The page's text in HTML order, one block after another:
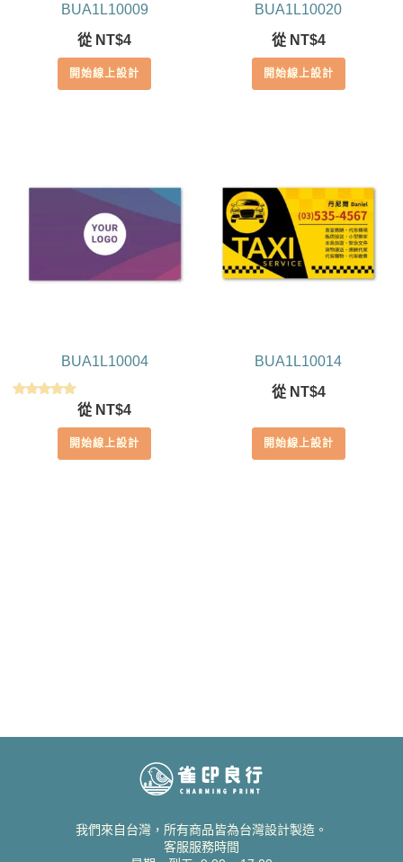
BUA1L10009
從 NT$4
開始線上設計
BUA1L10020
從 NT$4
開始線上設計
BUA1L10004
滿分 5
從 NT$4
開始線上設計
BUA1L10014
從 NT$4
開始線上設計
我們來自台灣，所有商品皆為台灣設計製造。
客服服務時間